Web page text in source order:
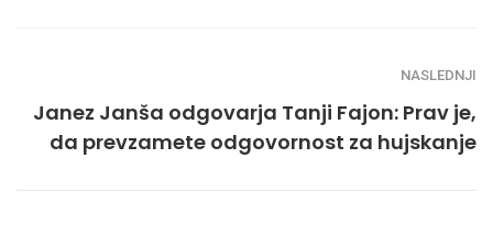
NASLEDNJI
Janez Janša odgovarja Tanji Fajon: Prav je,
da prevzamete odgovornost za hujskanje